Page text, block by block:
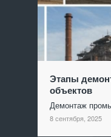
Этапы
объектов
Демонтаж
8 сентября, 2025